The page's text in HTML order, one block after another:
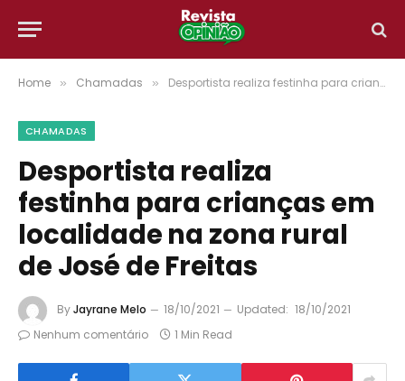
Home » Chamadas » Desportista realiza festinha para crianças em localidade na zona rural de José de Freitas
CHAMADAS
Desportista realiza
festinha para crianças em
localidade na zona rural
de José de Freitas
ByJayrane Melo 18/10/2021 Updated: 18/10/2021
Nenhum comentário
1 Min Read